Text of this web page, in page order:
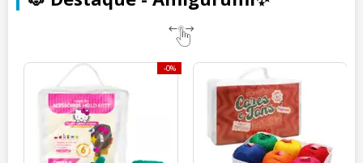
0%